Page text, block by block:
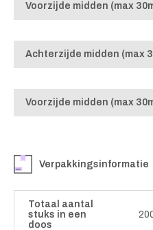
Voorzijde midden (max
Achterzijde midden (max
Voorzijde midden (max
Verpakkingsinformatie
Totaal aantal
stuks in een
doos